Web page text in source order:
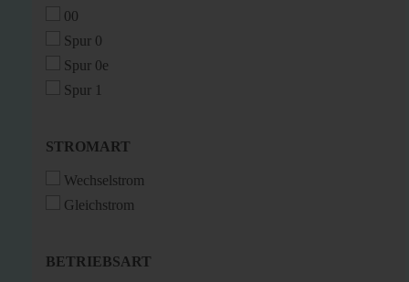
00
Spur 0
Spur 0e
Spur 1
STROMART
STROMART
Wechselstrom
Gleichstrom
BETRIEBSART
BETRIEBSART